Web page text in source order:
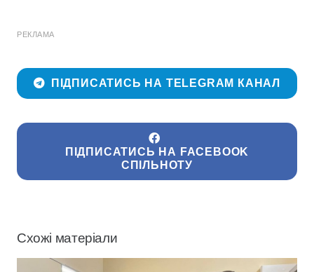
РЕКЛАМА
ПІДПИСАТИСЬ НА TELEGRAM КАНАЛ
ПІДПИСАТИСЬ НА FACEBOOK
СПІЛЬНОТУ
Схожі матеріали